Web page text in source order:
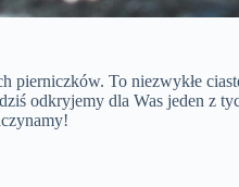
To niezwykłe
odkryjemy dla Was jeden z